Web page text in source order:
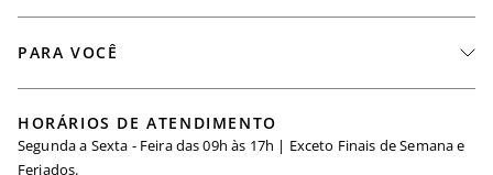
Seja um Revendedor
Igualdade Salarial
Minha Conta
PARA VOCÊ
Maternidade
HORÁRIOS DE ATENDIMENTO
Segunda a Sexta - Feira das 09h às 17h | Exceto Finais de Semana e
Feriados.